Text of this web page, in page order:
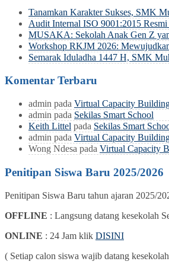
Tanamkan Karakter Sukses, SMK
Audit Internal ISO 9001:2015
MUSAKA: Sekolah Anak Gen Z
Workshop RKJM 2026:
Semarak Iduladha 1447 H, SMK
Komentar Terbaru
admin pada Virtual Capacity
admin pada Sekilas Smart School
Keith Littel pada Sekilas Smart
admin pada Virtual Capacity
Wong Ndesa pada Virtual Capacity
Penitipan Siswa Baru 2025/2026
Penitipan Siswa Baru tahun ajaran 2025/
OFFLINE : Langsung datang kesekolah
ONLINE : 24 Jam klik DISINI
( Setiap calon siswa wajib datang